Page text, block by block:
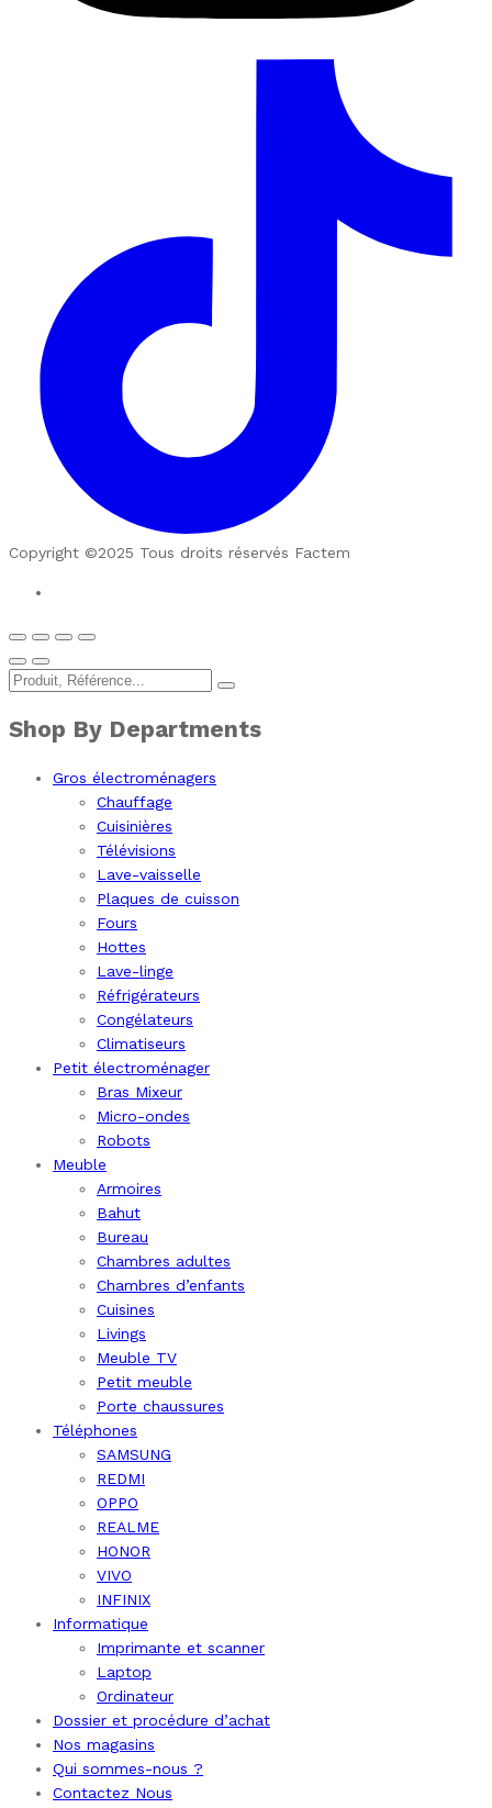
Copyright ©2025 Tous droits réservés Factem
Shop By Departments
Gros électroménagers
Chauffage
Cuisinières
Télévisions
Lave-vaisselle
Plaques de cuisson
Fours
Hottes
Lave-linge
Réfrigérateurs
Congélateurs
Climatiseurs
Petit électroménager
Bras Mixeur
Micro-ondes
Robots
Meuble
Armoires
Bahut
Bureau
Chambres adultes
Chambres d’enfants
Cuisines
Livings
Meuble TV
Petit meuble
Porte chaussures
Téléphones
SAMSUNG
REDMI
OPPO
REALME
HONOR
VIVO
INFINIX
Informatique
Imprimante et scanner
Laptop
Ordinateur
Dossier et procédure d’achat
Nos magasins
Qui sommes-nous ?
Contactez Nous